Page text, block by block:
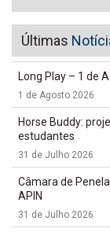
Últimas
Long Play – 1 de
1 de Agosto 2026
Horse Buddy:
estudantes
31 de Julho 2026
Câmara de
APIN
31 de Julho 2026